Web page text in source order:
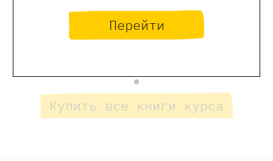
Перейти
Гмелинг Виль
наличии
Купить все книги курса